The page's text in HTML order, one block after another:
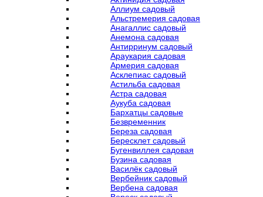
Аллиум садовый
Альстремерия садовая
Анагаллис садовый
Анемона садовая
Антирринум садовый
Араукария садовая
Армерия садовая
Асклепиас садовый
Астильба садовая
Астра садовая
Аукуба садовая
Бархатцы садовые
Безвременник
Береза садовая
Бересклет садовый
Бугенвиллея садовая
Бузина садовая
Василёк садовый
Вербейник садовый
Вербена садовая